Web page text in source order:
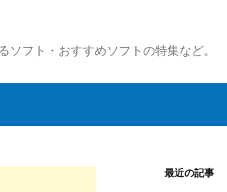
ソフト・おすすめソフトの特集など。
最近の記事